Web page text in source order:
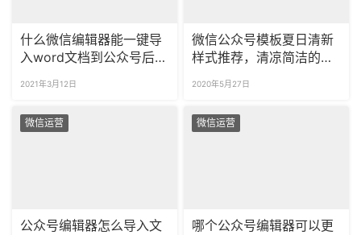
什么微信编辑器能一键导
入word文档到公众号后
2021年3月12日
微信公众号模板夏日清新
样式推荐，清凉简洁的样
2020年5月27日
微信运营
公众号编辑器怎么导入文
微信运营
哪个公众号编辑器可以更